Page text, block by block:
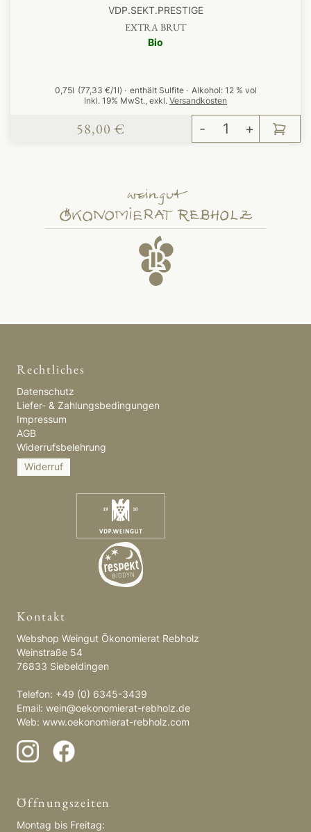
VDP.SEKT.PRESTIGE
EXTRA BRUT
Bio
0,75l (77,33 €/1l) enthält Sulfite Alkohol: 12 % vol
58,00 €
Inkl. 19% MwSt. exkl. Versandkosten
- +
Rechtliches
Datenschutz
Liefer- & Zahlungsbedingungen
Impressum
AGB
Widerrufsbelehrung
Widerruf
Kontakt
Webshop Weingut Ökonomierat Rebholz
Weinstraße 54
76833 Siebeldingen
Telefon: +49 (0) 6345-3439
Email: wein@oekonomierat-rebholz.de
Web: www.oekonomierat-rebholz.com
Öffnungszeiten
Montag bis Freitag: